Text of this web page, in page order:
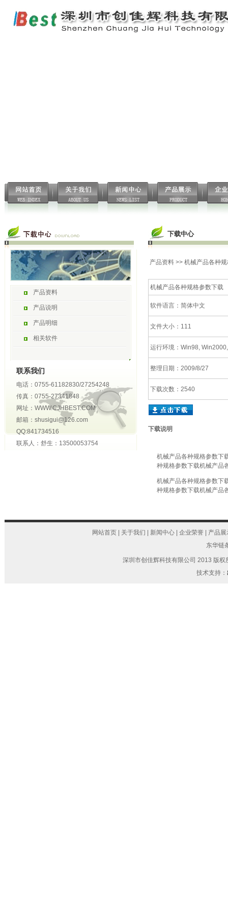
产品资料
产品说明
产品明细
相关软件
联系我们
电话：0755-61182830/27254248
传真：0755-27341848
网址：WWW.CJHBEST.COM
邮箱：shusigui@126.com
QQ:841734516
联系人：舒生：13500053754
下载中心
产品资料>> 机械产品各种规
机械产品各种规格参数下载
软件语言：简体中文
文件大小：111
运行环境：Win98,
整理日期：2009/8/27
下载次数：2540
下载说明
机械产品各种规格参数下
种规格参数下载机械产品
机械产品各种规格参数下
种规格参数下载机械产品
网站首页 关于我们 新闻中心 企业荣誉
产品展
东华链
深圳市创佳辉科技有限公司 2013 版
技术支持：